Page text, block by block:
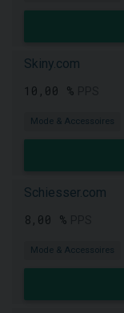
Skiny.com
10,00 %
Mode & Accessoires
Schiesser.com
8,00 %
Mode & Accessoires